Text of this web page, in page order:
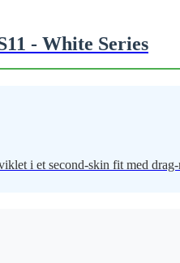
- White Series
i et second-skin fit med